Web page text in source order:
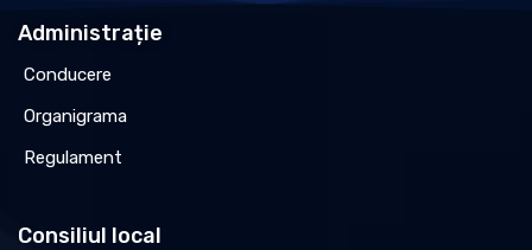
Administrație
Conducere
Organigrama
Regulament
Consiliul local